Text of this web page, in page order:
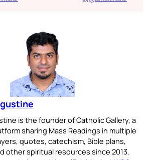
is the founder of Catholic Gallery, a
sharing Mass Readings in multiple
quotes, catechism, Bible plans,
other spiritual resources since 2013.